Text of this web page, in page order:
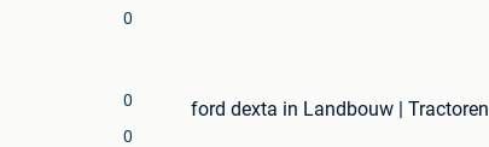
0
0
0
ford dexta in Landbouw | Tractoren